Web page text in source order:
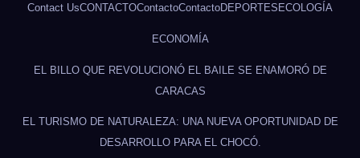
Contact UsCONTACTOContactoContactoDEPORTES ECOLOGÍA
ECONOMÍA
EL BILLO QUE REVOLUCIONÓ EL BAILE SE ENAMORÓ DE
CARACAS
EL TURISMO DE NATURALEZA: UNA NUEVA OPORTUNIDAD DE
DESARROLLO PARA EL CHOCÓ.